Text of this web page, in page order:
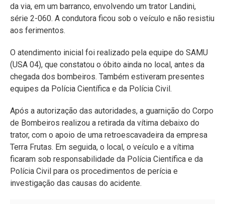
da via, em um barranco, envolvendo um trator Landini,
série 2-060. A condutora ficou sob o veículo e não resistiu
aos ferimentos.
O atendimento inicial foi realizado pela equipe do SAMU
(USA 04), que constatou o óbito ainda no local, antes da
chegada dos bombeiros. Também estiveram presentes
equipes da Polícia Científica e da Polícia Civil.
Após a autorização das autoridades, a guarnição do Corpo
de Bombeiros realizou a retirada da vítima debaixo do
trator, com o apoio de uma retroescavadeira da empresa
Terra Frutas. Em seguida, o local, o veículo e a vítima
ficaram sob responsabilidade da Polícia Científica e da
Polícia Civil para os procedimentos de perícia e
investigação das causas do acidente.